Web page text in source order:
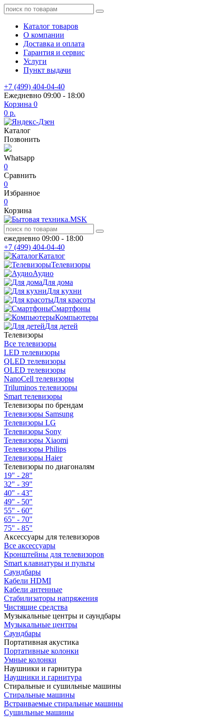
Каталог товаров
О компании
Доставка и оплата
Гарантия и сервис
Услуги
Пункт выдачи
+7 (499) 404-04-40
Ежедневно 09:00 - 18:00
Корзина 0
0 р.
Каталог
Позвонить
Whatsapp
0
Сравнить
0
Избранное
0
Корзина
ежедневно 09:00 - 18:00
+7 (499) 404-04-40
Каталог
Телевизоры
Аудио
Для дома
Для кухни
Для красоты
Смартфоны
Компьютеры
Для детей
Телевизоры
Все телевизоры
LED телевизоры
QLED телевизоры
OLED телевизоры
NanoCell телевизоры
Triluminos телевизоры
Smart телевизоры
Телевизоры по брендам
Телевизоры Samsung
Телевизоры LG
Телевизоры Sony
Телевизоры Xiaomi
Телевизоры Philips
Телевизоры Haier
Телевизоры по диагоналям
19" - 28"
32" - 39"
40" - 43"
49" - 50"
55" - 60"
65" - 70"
75" - 85"
Аксессуары для телевизоров
Все аксессуары
Кронштейны для телевизоров
Smart клавиатуры и пульты
Саундбары
Кабели HDMI
Кабели антенные
Стабилизаторы напряжения
Чистящие средства
Музыкальные центры и саундбары
Музыкальные центры
Саундбары
Портативная акустика
Портативные колонки
Умные колонки
Наушники и гарнитура
Наушники и гарнитура
Стиральные и сушильные машины
Стиральные машины
Встраиваемые стиральные машины
Сушильные машины